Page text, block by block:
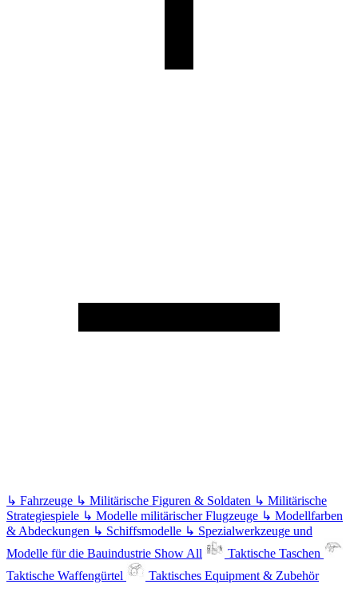
↳ Fahrzeuge ↳ Militärische Figuren & Soldaten ↳ Militärische
Strategiespiele ↳ Modelle militärischer Flugzeuge ↳ Modellfarben
& Abdeckungen ↳ Schiffsmodelle ↳ Spezialwerkzeuge und
Modelle für die Bauindustrie Show All
Taktische Taschen
Taktische Waffengürtel
Taktisches Equipment & Zubehör